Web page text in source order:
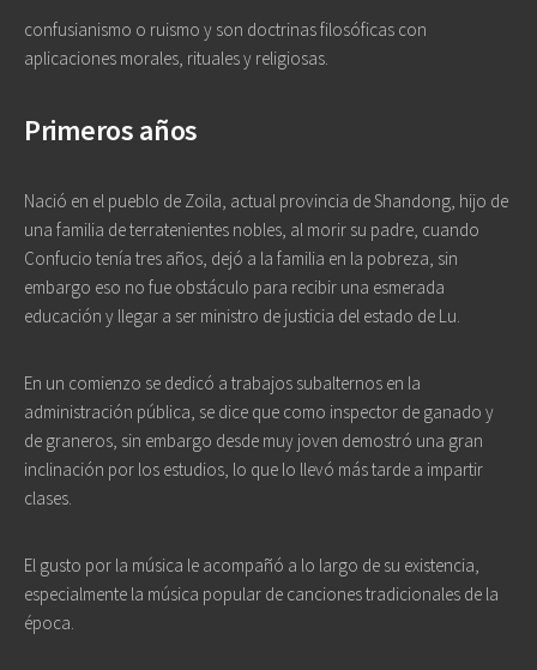
confusianismo o ruismo y son doctrinas filosóficas con
aplicaciones morales, rituales y religiosas.
Primeros años
Nació en el pueblo de Zoila, actual provincia de Shandong, hijo de
una familia de terratenientes nobles, al morir su padre, cuando
Confucio tenía tres años, dejó a la familia en la pobreza, sin
embargo eso no fue obstáculo para recibir una esmerada
educación y llegar a ser ministro de justicia del estado de Lu.
En un comienzo se dedicó a trabajos subalternos en la
administración pública, se dice que como inspector de ganado y
de graneros, sin embargo desde muy joven demostró una gran
inclinación por los estudios, lo que lo llevó más tarde a impartir
clases.
El gusto por la música le acompañó a lo largo de su existencia,
especialmente la música popular de canciones tradicionales de la
época.